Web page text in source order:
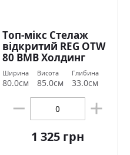
Топ-мікс Стелаж
відкритий REG OTW
80 ВМВ Холдинг
Ширина
80.0см
Висота
85.0см
Глибина
33.0см
1 325 грн